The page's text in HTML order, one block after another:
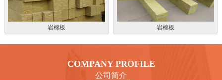
岩棉板 岩棉板
COMPANY PROFILE
公司简介